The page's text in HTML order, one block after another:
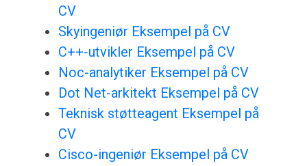
CV
Skyingeniør Eksempel på CV
C++-utvikler Eksempel på CV
Noc-analytiker Eksempel på CV
Dot Net-arkitekt Eksempel på CV
Teknisk støtteagent Eksempel på
CV
Cisco-ingeniør Eksempel på CV